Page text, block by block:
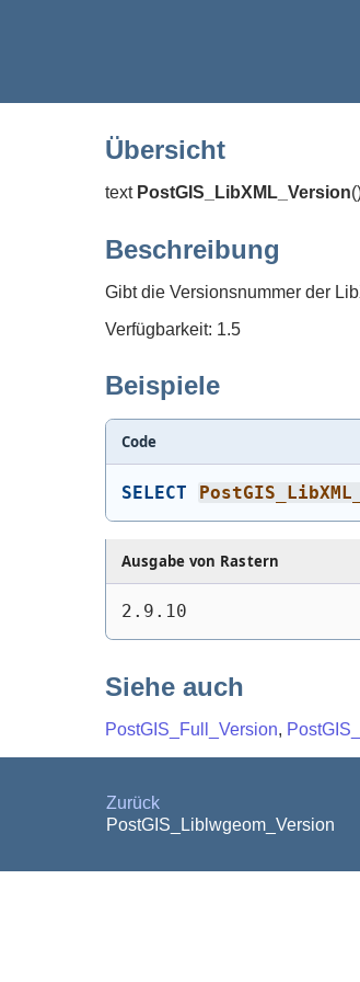
Übersicht
text PostGIS_LibXML_Version(
Beschreibung
Gibt die Versionsnummer der
Verfügbarkeit: 1.5
Beispiele
Code
SELECT
Ausgabe von Rastern
2.9.10
Siehe auch
PostGIS_Full_Version,
Zurück
PostGIS_Liblwgeom_Version